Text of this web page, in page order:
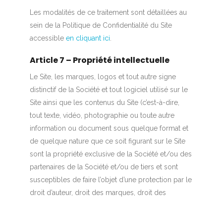
Les modalités de ce traitement sont détaillées au
sein de la Politique de Confidentialité du Site
accessible en cliquant ici
Article 7 – Propriété intellectuelle
Le Site, les marques, logos et tout autre signe
distinctif de la Société et tout logiciel utilisé sur le
Site ainsi que les contenus du Site (c’est-à-dire,
tout texte, vidéo, photographie ou toute autre
information ou document sous quelque format et
de quelque nature que ce soit figurant sur le Site
sont la propriété exclusive de la Société et/ou des
partenaires de la Société et/ou de tiers et sont
susceptibles de faire l’objet d’une protection par le
droit d’auteur, droit des marques, droit des